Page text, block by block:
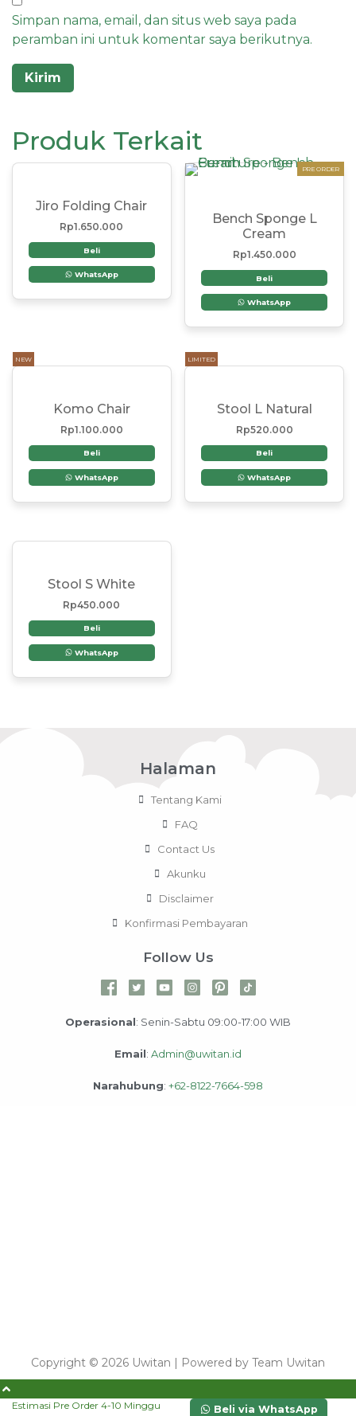
Simpan nama, email, dan situs web saya pada
peramban ini untuk komentar saya berikutnya.
Produk Terkait
Jiro Folding Chair
Rp1.650.000
Beli
WhatsApp
PRE ORDER
Bench Sponge L
Cream
Rp1.450.000
Beli
WhatsApp
NEW
Komo Chair
Rp1.100.000
Beli
WhatsApp
LIMITED
Stool L Natural
Rp520.000
Beli
WhatsApp
Stool S White
Rp450.000
Beli
WhatsApp
Halaman
Tentang Kami
FAQ
Contact Us
Akunku
Disclaimer
Konfirmasi Pembayaran
Follow Us
Operasional: Senin-Sabtu 09:00-17:00 WIB
Email: Admin@uwitan.id
Narahubung: +62-8122-7664-598
Copyright © 2026 Uwitan | Powered by Team Uwitan
Estimasi Pre Order 4-10 Minggu Beli via WhatsApp